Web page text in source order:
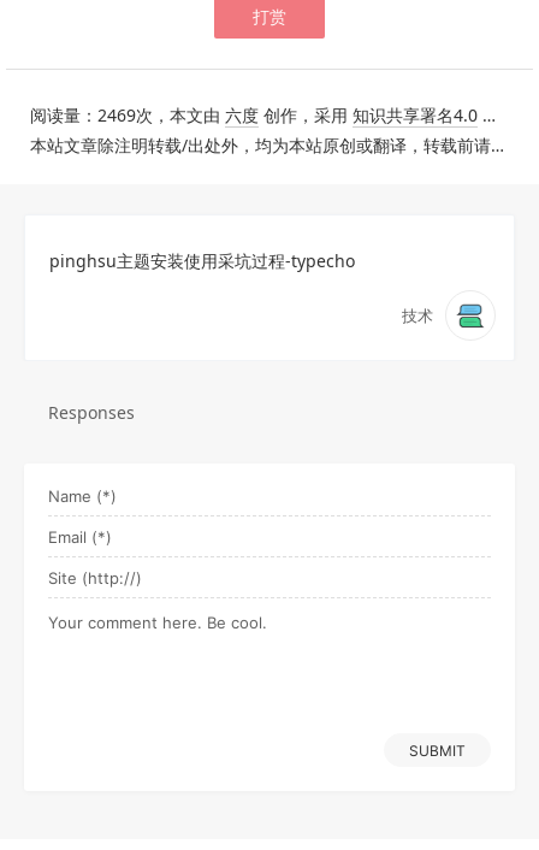
打赏
阅读量：2469次，本文由 六度 创作，采用 知识共享署名4.0
本站文章除注明转载/出处外，均为本站原创或翻译，转载前请务必署名。
pinghsu主题安装使用采坑过程-typecho
技术
Responses
SUBMIT